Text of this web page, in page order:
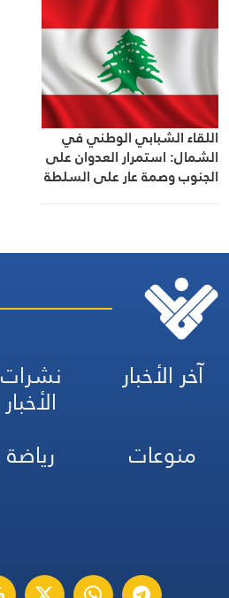
اللقاء الشبابي الوطني في
الشمال: استمرار العدوان على
الجنوب وصمة عار على السلطة
آخر الأخبار نشرات
الأخبار
منوعات
رياضة